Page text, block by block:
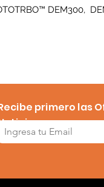
DEM300,
primero las